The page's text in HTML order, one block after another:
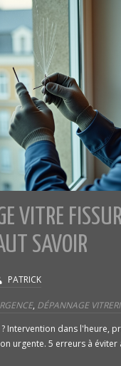
VITRE
SAVOIR
PATRICK
, DÉPANNAGE
Intervention dans l'heure,
urgente. 5 erreurs à